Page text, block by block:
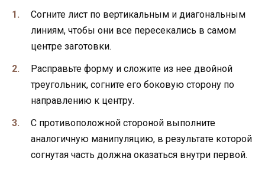
Согните лист по вертикальным и диагональным
линиям, чтобы они все пересекались в самом
центре заготовки.
Расправьте форму и сложите из нее двойной
треугольник, согните его боковую сторону по
направлению к центру.
С противоположной стороной выполните
аналогичную манипуляцию, в результате которой
согнутая часть должна оказаться внутри первой.